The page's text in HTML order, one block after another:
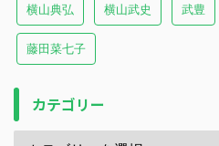
横山典弘 横山武史 武豊
藤田菜七子
カテゴリー